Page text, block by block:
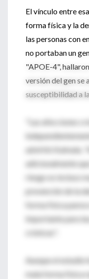
El vínculo entre
forma física y la
las personas con
no portaban un
"APOE-4",
versión del gen se
susceptibilidad a
"Las afecciones
advirtió Kulmala.
adicionalmente
riesgo es incluso
prevención de la
forma física
importante para
crónicas".
Aunque el estudio
mala forma física